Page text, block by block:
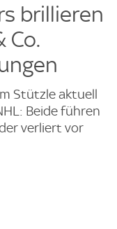
brillieren
Co.
Stützle aktuell
Beide führen
verliert vor